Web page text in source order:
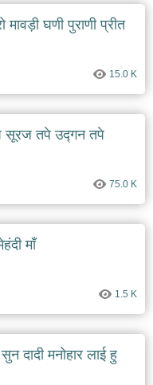
मावड़ी घणी पुराणी प्रीत
15.0 K
सूरज तपे उद्गन तपे
75.0 K
माँ
1.5 K
दादी मनोहार लाई हु